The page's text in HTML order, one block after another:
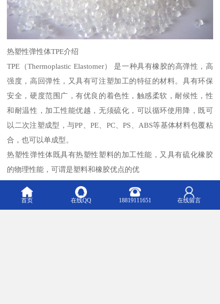
热塑性弹性体TPE介绍
TPE （Thermoplastic Elastomer） 是一种具有橡胶的高弹性，高
强度，高回弹性，又具有可注塑加工的特征的材料。具有环保
安全，硬度范围广，有优良的着色性，触感柔软，耐候性，性
和耐温性，加工性能优越，无须硫化，可以循环使用降，既可
以二次注塑成型，与PP 、PE PC、PS ABS等基体材料包覆粘
合，也可以单成型。
热塑性弹性体既具有热塑性塑料的加工性能，又具有硫化橡胶
的物理性能，可谓是塑料和橡胶优点的优
信息，请至电我公司恰谈，欢迎你的来电！！
首页 在线QQ 18819111651 在线留言